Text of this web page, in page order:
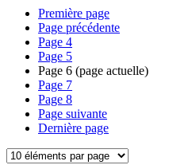
Première page
Page précédente
Page 4
Page 5
Page 6 (page actuelle)
Page 7
Page 8
Page suivante
Dernière page